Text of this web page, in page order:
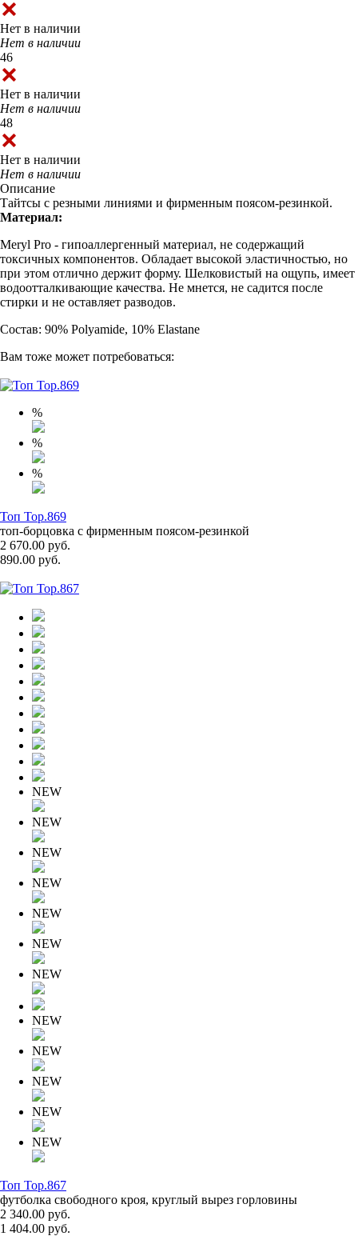
Нет в наличии
Нет в наличии
46
Нет в наличии
Нет в наличии
48
Нет в наличии
Нет в наличии
Описание
Тайтсы с резными линиями и фирменным поясом-резинкой.
Материал:
Meryl Pro - гипоаллергенный материал, не содержащий
токсичных компонентов. Обладает высокой эластичностью, но
при этом отлично держит форму. Шелковистый на ощупь, имеет
водоотталкивающие качества. Не мнется, не садится после
стирки и не оставляет разводов.
Состав: 90% Polyamide, 10% Elastane
Вам тоже может потребоваться:
%
%
%
Топ Top.869
топ-борцовка с фирменным поясом-резинкой
2 670.00 руб.
890.00 руб.
NEW
NEW
NEW
NEW
NEW
NEW
NEW
NEW
NEW
NEW
NEW
NEW
Топ Top.867
футболка свободного кроя, круглый вырез горловины
2 340.00 руб.
1 404.00 руб.